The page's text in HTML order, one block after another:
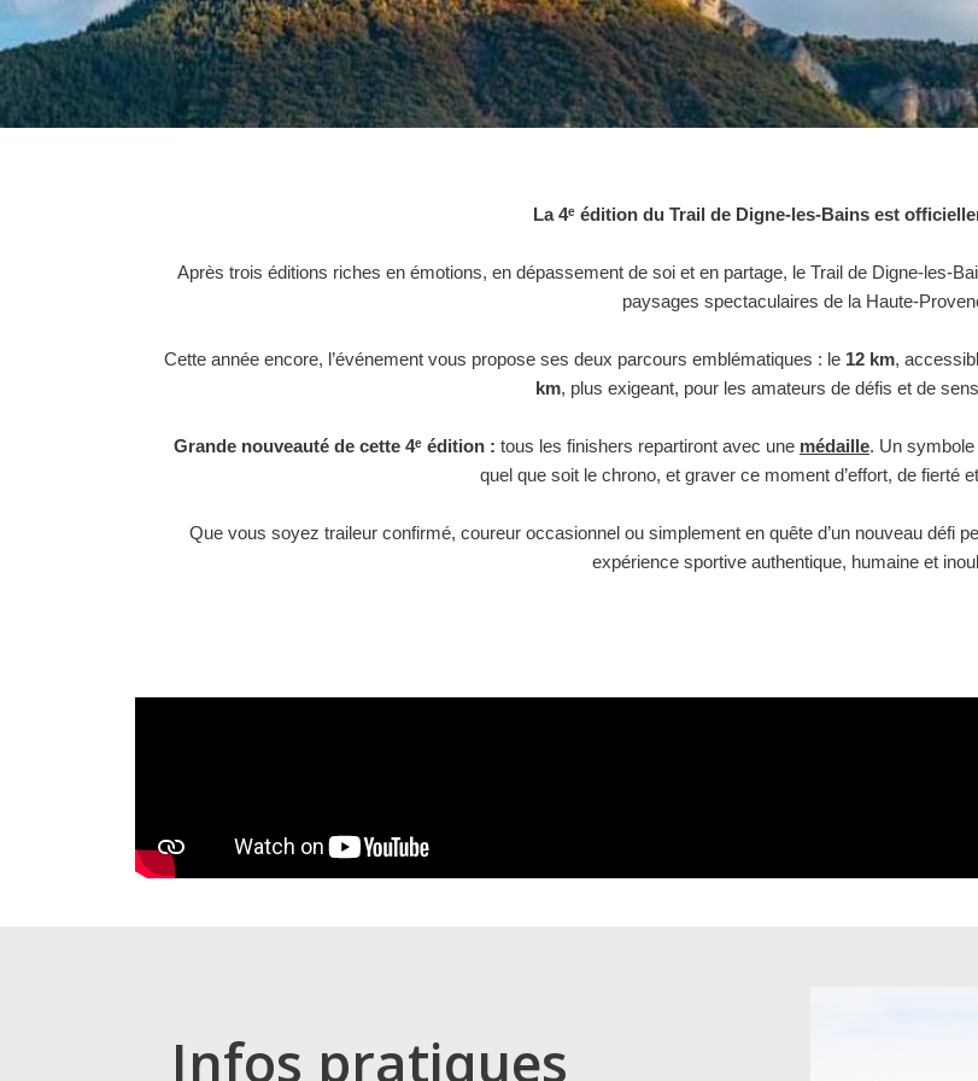
La 4ᵉ édition du Trail de Digne-les-Bains est
Après trois éditions riches en émotions, en dépassement de soi et en partage, le Trail de Digne-les-
paysages spectaculaires de la Haute-
Cette année encore, l’événement vous propose ses deux parcours emblématiques : le 12 km,
km, plus exigeant, pour les amateurs de défis et de
Grande nouveauté de cette 4ᵉ édition : tous les finishers repartiront avec une médaille. Un
quel que soit le chrono, et graver ce moment d’effort, de fierté
Que vous soyez traileur confirmé, coureur occasionnel ou simplement en quête d’un nouveau défi
expérience sportive authentique, humaine et
Infos pratiques